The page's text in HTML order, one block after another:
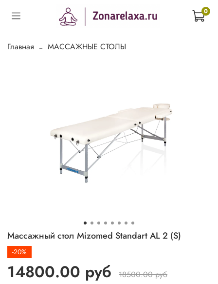
0
Главная МАССАЖНЫЕ СТОЛЫ
Массажный стол Mizomed Standart AL 2 (S)
-20%
14800.00 руб
18500.00 руб